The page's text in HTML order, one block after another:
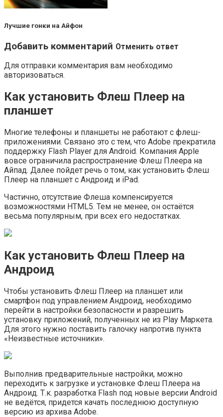
Лучшие гонки на Айфон
Добавить комментарий Отменить ответ
Для отправки комментария вам необходимо
авторизоваться.
Как установить Флеш Плеер на
планшет
Многие телефоны и планшеты не работают с флеш-
приложениями. Связано это с тем, что Adobe прекратила
поддержку Flash Player для Android. Компания Apple
вовсе ограничила распространение Флеш Плеера на
Айпад. Далее пойдет речь о том, как установить Флеш
Плеер на планшет с Андроид и iPad.
Частично, отсутствие Флеша компенсируется
возможностями HTML5. Тем не менее, он остаётся
весьма популярным, при всех его недостатках.
Как установить Флеш Плеер на
Андроид
Чтобы установить Флеш Плеер на планшет или
смартфон под управлением Андроид, необходимо
перейти в настройки безопасности и разрешить
установку приложений, полученных не из Play Маркета.
Для этого нужно поставить галочку напротив пункта
«Неизвестные источники».
Выполнив предварительные настройки, можно
переходить к загрузке и установке Флеш Плеера на
Андроид. Т.к. разработка Flash под новые версии Android
не ведётся, придется качать последнюю доступную
версию из архива Adobe.